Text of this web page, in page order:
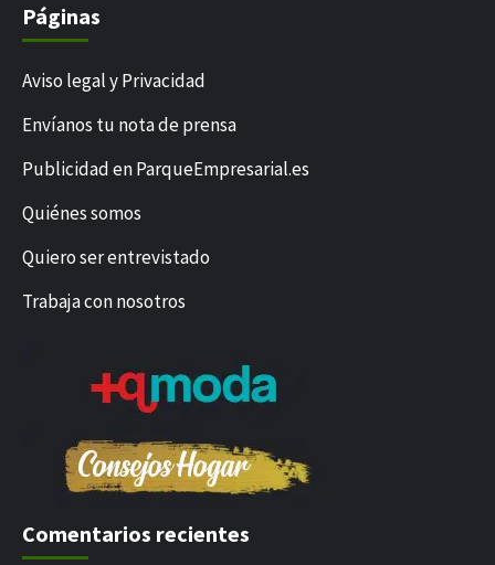
Páginas
Aviso legal y Privacidad
Envíanos tu nota de prensa
Publicidad en ParqueEmpresarial.es
Quiénes somos
Quiero ser entrevistado
Trabaja con nosotros
Comentarios recientes